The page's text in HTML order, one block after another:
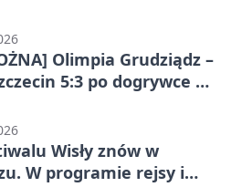
Olimpia Grudziądz –
5:3 po dogrywce w
meczu
Wisły znów w
W programie rejsy i